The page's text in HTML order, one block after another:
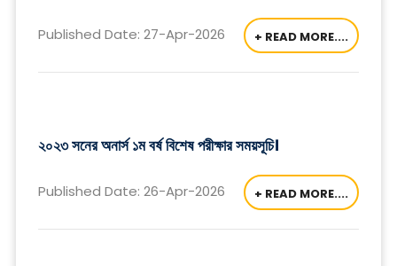
Published Date: 27-Apr-2026 + READ MORE....
২০২৩ সনের অনার্স ১ম বর্ষ বিশেষ পরীক্ষার সময়সূচি।
Published Date: 26-Apr-2026 + READ MORE....